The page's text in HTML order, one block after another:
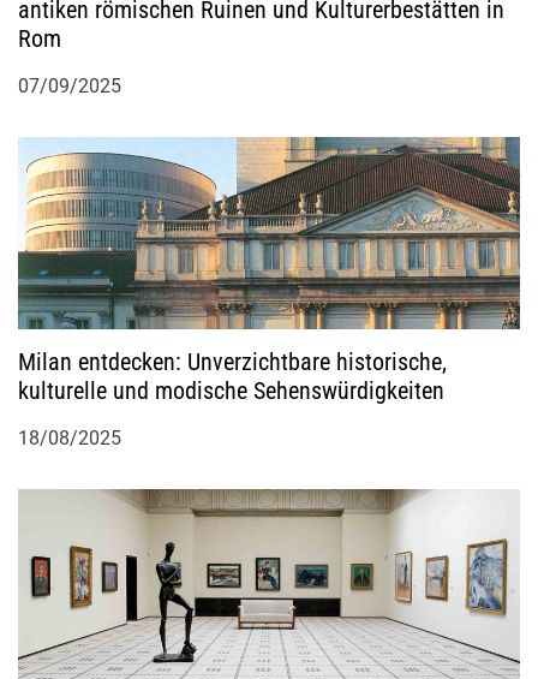
t
i
o
n
antiken römischen Ruinen und Kulturerbestätten in
Rom
07/09/2025
Milan entdecken: Unverzichtbare historische,
kulturelle und modische Sehenswürdigkeiten
18/08/2025